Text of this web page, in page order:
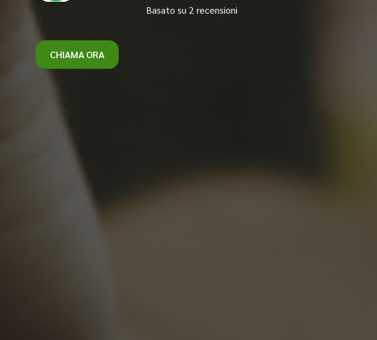
Basato su 2 recensioni
CHIAMA ORA